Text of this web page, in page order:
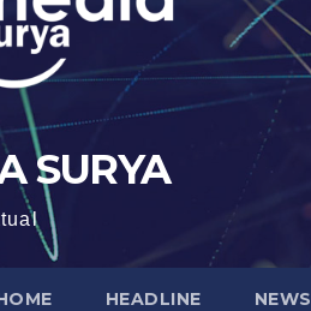
SURYA
HEADLINE NEWS